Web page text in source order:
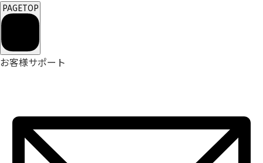
PAGETOP
お客様サポート